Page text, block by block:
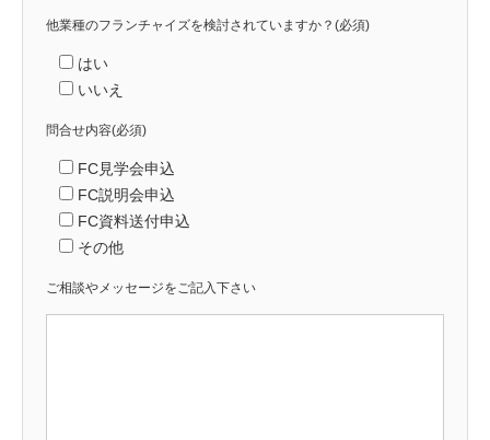
他業種のフランチャイズを検討されていますか？ (必須)
はい
いいえ
問合せ内容(必須)
FC見学会申込
FC説明会申込
FC資料送付申込
その他
ご相談やメッセージをご記入下さい